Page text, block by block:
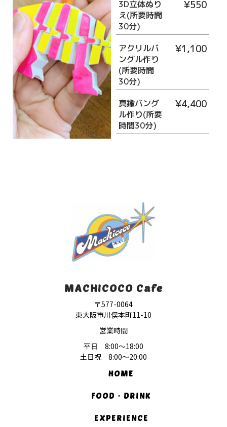
3D立体ぬり
え(所要時間
30分)
¥550
アクリルバ
ングル作り
(所要時間
30分)
¥1,100
真鍮バング
ル作り(所要
時間30分)
¥4,400
MACHICOCO Cafe
〒577-0064
東大阪市川俣本町11-10
営業時間
平日 8:00〜18:00
土日祝 8:00〜20:00
HOME
FOOD・DRINK
EXPERIENCE